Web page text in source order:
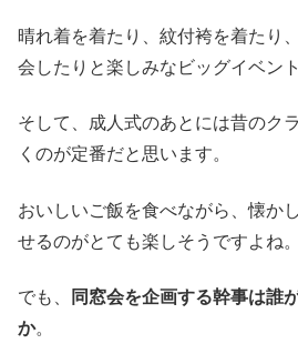
晴れ着を着たり、紋付袴を着たり
会したりと楽しみなビッグイベン
そして、成人式のあとには昔のク
くのが定番だと思います。
おいしいご飯を食べながら、懐か
せるのがとても楽しそうですよね。
でも、
同窓会を企画する幹事は誰
か。